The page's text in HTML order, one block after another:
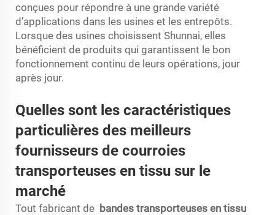
conçues pour répondre à une grande variété
d’applications dans les usines et les entrepôts.
Lorsque des usines choisissent Shunnai, elles
bénéficient de produits qui garantissent le bon
fonctionnement continu de leurs opérations, jour
après jour.
Quelles sont les caractéristiques
particulières des meilleurs
fournisseurs de courroies
transporteuses en tissu sur le
marché
Tout fabricant de bandes transporteuses en tissu